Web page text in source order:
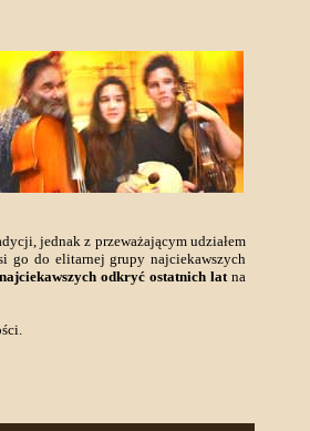
jednak z przeważającym udziałem
go do elitarnej grupy najciekawszych
najciekawszych odkryć ostatnich latna